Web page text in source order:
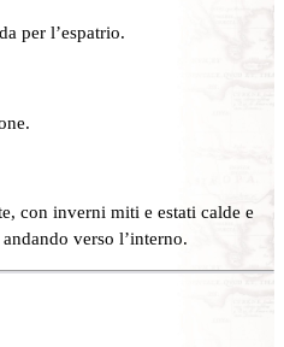
per l’espatrio.
con inverni miti e estati calde e
verso l’interno.